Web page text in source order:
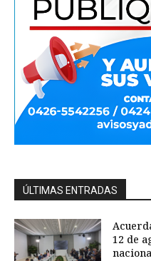
ÚLTIMAS ENTRADAS
12 de